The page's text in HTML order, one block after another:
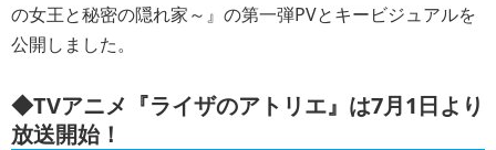
の女王と秘密の隠れ家～』の第一弾PVとキービジュアルを
公開しました。
◆TVアニメ『ライザのアトリエ』は7月1日より
放送開始！